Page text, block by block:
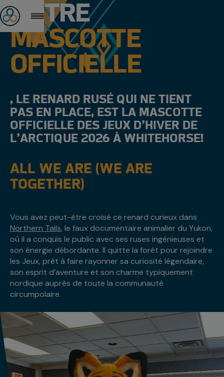
NOTRE
MASCOTTE
OFFICIELLE
, LE RENARD RUSÉ QUI NE TIENT
PAS EN PLACE, EST LA MASCOTTE
OFFICIELLE DES JEUX D’HIVER DE
L’ARCTIQUE 2026 À WHITEHORSE!
ALL WE ARE (WE ARE
TOGETHER)
Vous avez peut-être croisé ce renard curieux dans
Northern Tails, le faux documentaire animalier du Yukon,
où il a conquis le public avec ses ruses ingénieuses et
son énergie débordante. Il quitte la forêt pour rejoindre
les Jeux, prêt à faire rayonner sa curiosité légendaire,
son esprit d’aventure et son charme typiquement
nordique auprès de toute la communauté
circumpolaire.